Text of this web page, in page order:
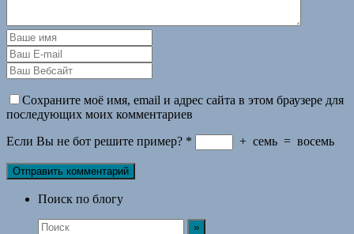
Сохраните моё имя, email и адрес сайта в этом браузере для
последующих моих комментариев
Если Вы не бот решите пример? * + семь = восемь
Поиск по блогу